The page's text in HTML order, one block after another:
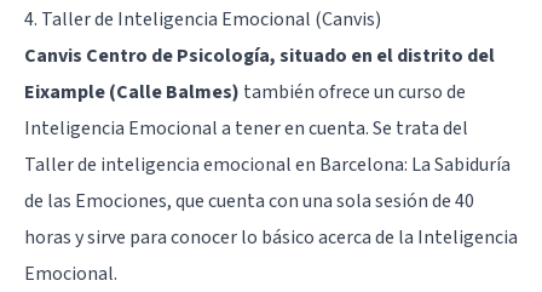
4. Taller de Inteligencia Emocional (Canvis)
Canvis Centro de Psicología, situado en el distrito del
Eixample (Calle Balmes) también ofrece un curso de
Inteligencia Emocional a tener en cuenta. Se trata del
Taller de inteligencia emocional en Barcelona: La Sabiduría
de las Emociones, que cuenta con una sola sesión de 40
horas y sirve para conocer lo básico acerca de la Inteligencia
Emocional.